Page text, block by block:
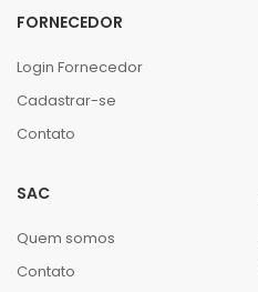
FORNECEDOR
Login Fornecedor
Cadastrar-se
Contato
SAC
Quem somos
Contato